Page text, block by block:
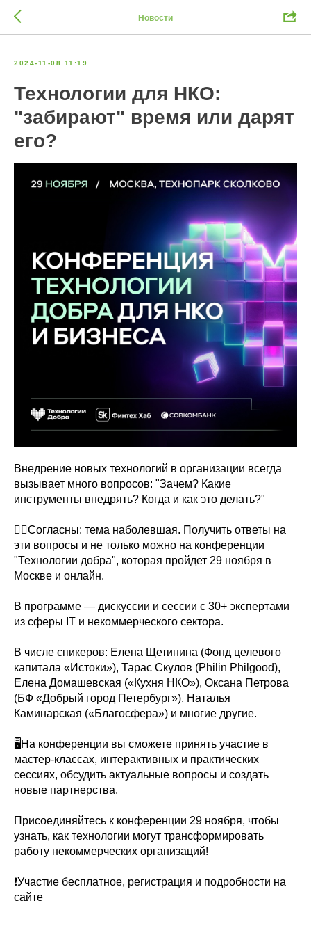
Новости
2024-11-08 11:19
Технологии для НКО:
"забирают" время или дарят
его?
Внедрение новых технологий в организации всегда
вызывает много вопросов: "Зачем? Какие
инструменты внедрять? Когда и как это делать?"
👉🏻Согласны: тема наболевшая. Получить ответы на
эти вопросы и не только можно на конференции
"Технологии добра", которая пройдет 29 ноября в
Москве и онлайн.
В программе — дискуссии и сессии с 30+ экспертами
из сферы IT и некоммерческого сектора.
В числе спикеров: Елена Щетинина (Фонд целевого
капитала «Истоки»), Тарас Скулов (Philin Philgood),
Елена Домашевская («Кухня НКО»), Оксана Петрова
(БФ «Добрый город Петербург»), Наталья
Каминарская («Благосфера») и многие другие.
🖥На конференции вы сможете принять участие в
мастер-классах, интерактивных и практических
сессиях, обсудить актуальные вопросы и создать
новые партнерства.
Присоединяйтесь к конференции 29 ноября, чтобы
узнать, как технологии могут трансформировать
работу некоммерческих организаций!
❗️Участие бесплатное, регистрация и подробности на
сайте